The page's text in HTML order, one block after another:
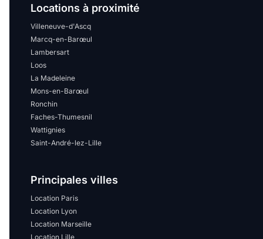
Locations à proximité
Villeneuve-d'Ascq
Marcq-en-Barœul
Lambersart
Loos
La Madeleine
Mons-en-Barœul
Ronchin
Faches-Thumesnil
Wattignies
Saint-André-lez-Lille
Principales villes
Location Paris
Location Lyon
Location Marseille
Location Lille